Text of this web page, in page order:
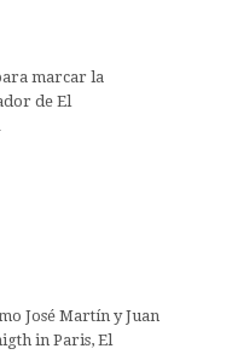
marcar la
de El
José Martín y Juan
in Paris, El